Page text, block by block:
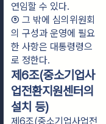
연임할 수 있다.
⑤ 그 밖에 심의위원회
의 구성과 운영에 필요
한 사항은 대통령령으
로 정한다.
제6조(중소기업사
업전환지원센터의
설치 등)
제6조(중소기업사업전